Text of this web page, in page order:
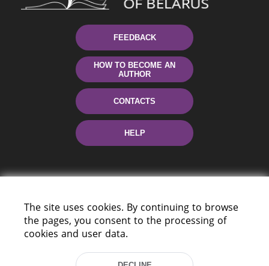
FEEDBACK
HOW TO BECOME AN
AUTHOR
CONTACTS
HELP
The site uses cookies. By continuing to browse
the pages, you consent to the processing of
cookies and user data.